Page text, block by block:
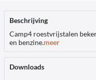
Beschrijving
Camp4 roestvrijstalen
en benzine.meer
Downloads